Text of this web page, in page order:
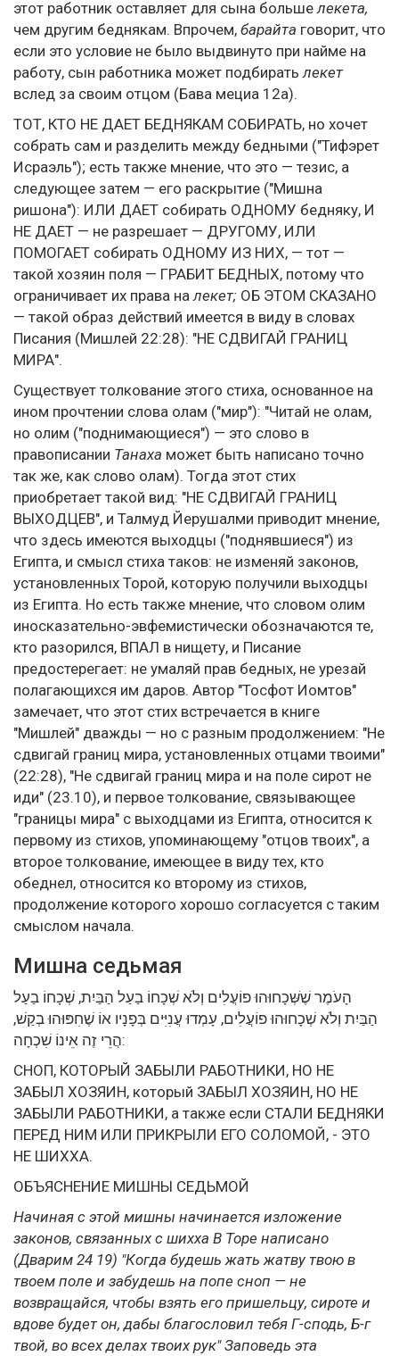
этот работник оставляет для сына большелекета,
чем другим беднякам. Впрочем, барайта говорит, что
если это условие не было выдвинуто при найме на
работу, сын работника может подбиратьлекет
вслед за своим отцом (Бава мециа 12a).
ТОТ, КТО НЕ ДАЕТ БЕДНЯКАМ СОБИРАТЬ, но хочет
собрать сам и разделить между бедными ("Тифэрет
Исраэль"); есть также мнение, что это — тезис, а
следующее затем — его раскрытие ("Мишна
ришона"): ИЛИ ДАЕТ собирать ОДНОМУ бедняку, И
НЕ ДАЕТ — не разрешает — ДРУГОМУ, ИЛИ
ПОМОГАЕТ собирать ОДНОМУ ИЗ НИХ, — тот —
такой хозяин поля — ГРАБИТ БЕДНЫХ, потому что
ограничивает их права налекет; ОБ ЭТОМ СКАЗАНО
— такой образ действий имеется в виду в словах
Писания (Мишлей 22:28): "НЕ СДВИГАЙ ГРАНИЦ
МИРА".
Существует толкование этого стиха, основанное на
ином прочтении слова олам ("мир"): "Читай не олам,
но олим ("поднимающиеся") — это слово в
правописании Танаха может быть написано точно
так же, как слово олам). Тогда этот стих
приобретает такой вид: "НЕ СДВИГАЙ ГРАНИЦ
ВЫХОДЦЕВ", и Талмуд Йерушалми приводит мнение,
что здесь имеются выходцы ("поднявшиеся") из
Египта, и смысл стиха таков: не изменяй законов,
установленных Торой, которую получили выходцы
из Египта. Но есть также мнение, что словом олим
иносказательно-эвфемистически обозначаются те,
кто разорился, ВПАЛ в нищету, и Писание
предостерегает: не умаляй прав бедных, не урезай
полагающихся им даров. Автор "Тосфот Иомтов"
замечает, что этот стих встречается в книге
"Мишлей" дважды — но с разным продолжением: "Не
сдвигай границ мира, установленных отцами твоими"
(22:28), "Не сдвигай границ мира и на поле сирот не
иди" (23.10), и первое толкование, связывающее
"границы мира" с выходцами из Египта, относится к
первому из стихов, упоминающему "отцов твоих", а
второе толкование, имеющее в виду тех, кто
обеднел, относится ко второму из стихов,
продолжение которого хорошо согласуется с таким
смыслом начала.
Мишна седьмая
הָעֹמֶר שֶׁשְּׁכָחוּהוּ פוֹעֲלִים וְלֹא שְׁכָחוֹ בַעַל הַבַּיִת, שְׁכָחוֹ בַעַל
הַבַּיִת וְלֹא שְׁכָחוּהוּ פוֹעֲלִים, עָמְדוּ עֲנִיִּים בְּפָנָיו אוֹ שֶׁחִפּוּהוּ בְקַשׁ,
הֲרֵי זֶה אֵינוֹ שִׁכְחָה:
СНОП, КОТОРЫЙ ЗАБЫЛИ РАБОТНИКИ, НО НЕ
ЗАБЫЛ ХОЗЯИН, который ЗАБЫЛ ХОЗЯИН, НО НЕ
ЗАБЫЛИ РАБОТНИКИ, а также если СТАЛИ БЕДНЯКИ
ПЕРЕД НИМ ИЛИ ПРИКРЫЛИ ЕГО СОЛОМОЙ, - ЭТО
НЕ ШИХХА.
ОБЪЯСНЕНИЕ МИШНЫ СЕДЬМОЙ
Начиная с этой мишны начинается изложение
законов, связанных с шихха В Торе написано
(Дварим 24 19) "Когда будешь жать жатву твою в
твоем поле и забудешь на попе сноп — не
возвращайся, чтобы взять его пришельцу, сироте и
вдове будет он, дабы благословил тебя Г-сподь, Б-г
твой, во всех делах твоих рук" Заповедь эта